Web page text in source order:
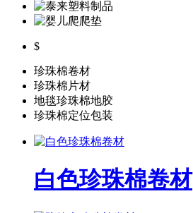
$
珍珠棉卷材
珍珠棉片材
地毯珍珠棉地胶
珍珠棉定位包装
白色珍珠棉卷材